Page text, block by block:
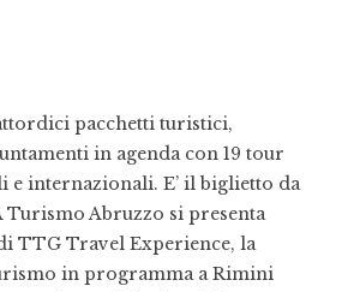
pacchetti turistici,
in agenda con 19 tour
e internazionali. E’ il biglietto da
Turismo Abruzzo si presenta
TTG Travel Experience, la
in programma a Rimini